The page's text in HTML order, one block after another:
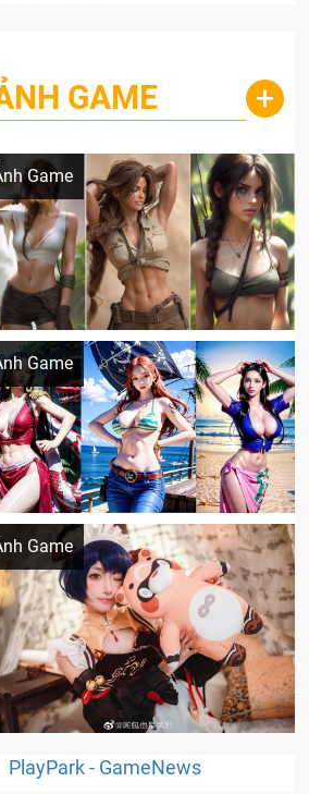
GAME +
Game
Lala Croft vừa nóng vừa xinh dưới nét vẽ
Game
Khi AI Cosplay gái đẹp One Piece
Game
Cosplay Xiangling siêu cute
PlayPark - GameNews